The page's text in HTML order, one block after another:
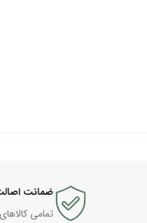
ضمانت
تمامی